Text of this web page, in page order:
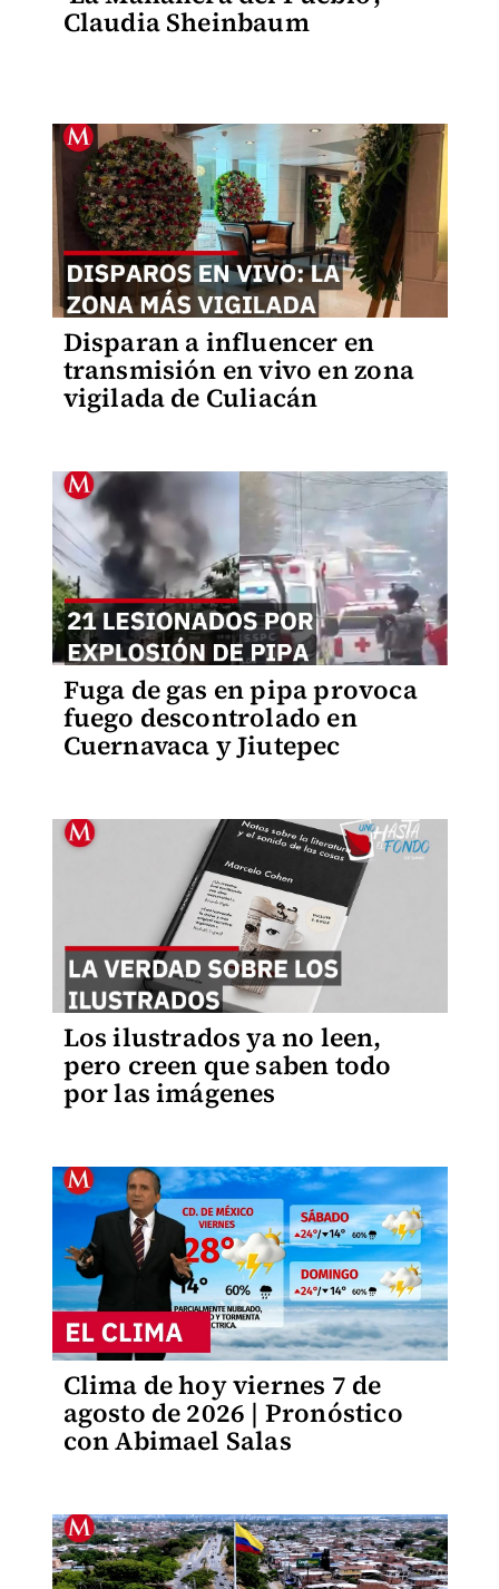
Claudia Sheinbaum
Disparan a influencer en
transmisión en vivo en zona
vigilada de Culiacán
Fuga de gas en pipa provoca
fuego descontrolado en
Cuernavaca y Jiutepec
Los ilustrados ya no leen,
pero creen que saben todo
por las imágenes
Clima de hoy viernes 7 de
agosto de 2026 | Pronóstico
con Abimael Salas